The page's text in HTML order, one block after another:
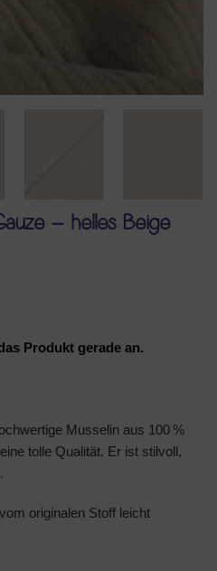
– helles Beige
Produkt gerade an.
Musselin aus 100 %
tolle Qualität. Er ist stilvoll,
originalen Stoff leicht